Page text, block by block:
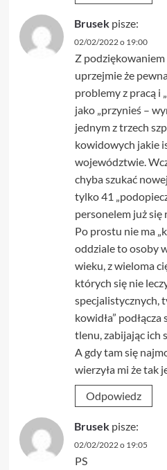
Brusek pisze:
02/02/2022 o 19:00
Z
uprzejmie że
problemy z pracą i
jako „przynieś –
jednym z trzech
kowidowych jakie
województwie.
chyba szukać
tylko 41
personelem już się
Po prostu nie ma
oddziale to osoby
wieku, z wieloma
których się nie
specjalistycznych,
kowidła”
tlenu, zabijając ich
A gdy tam się
wierzyła mi że tak
Odpowiedz
Brusek pisze:
02/02/2022 o 19:05
PS